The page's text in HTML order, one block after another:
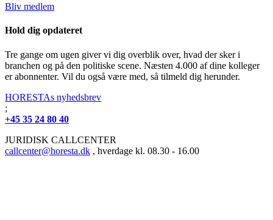
Bliv medlem
Hold dig opdateret
Tre gange om ugen giver vi dig overblik over, hvad der sker i
branchen og på den politiske scene. Næsten 4.000 af dine kolleger
er abonnenter. Vil du også være med, så tilmeld dig herunder.
HORESTAs nyhedsbrev
;
+45 35 24 80 40
JURIDISK CALLCENTER
callcenter@horesta.dk , hverdage kl. 08.30 - 16.00